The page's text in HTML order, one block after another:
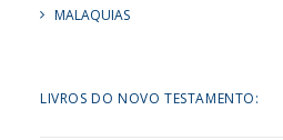
MALAQUIAS
LIVROS DO NOVO TESTAMENTO: